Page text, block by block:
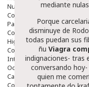
Nutricosmética
Cosmetica De Pies
Pacs Cosméticos
Cosmetica Facial Piel
Higiene
Corporal
Intima
Ocular
Capilar
Complementos
mediante
Porque
disminuye de
todas puedan sus
ñu Viagra
indignaciones- tras
conversando
quien me